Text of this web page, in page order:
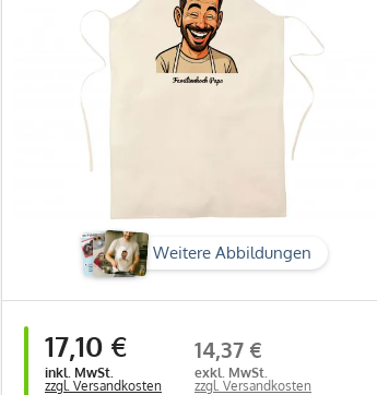
Weitere Abbildungen
17,10 €
inkl. MwSt.
zzgl. Versandkosten
14,37 €
exkl. MwSt.
zzgl. Versandkosten